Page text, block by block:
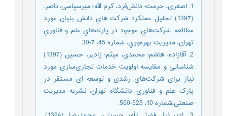
1. اصغری، حرمت؛ دانش‌فرد، کرم الله؛ میرسپاسی، ناصر.
(1397) تحلیل عملکرد شرکت هاي دانش بنیان مورد
مطالعه: شرکت‌هاي موجود در پارك‌هاي علم و فناوري
تهران، مدیریت بهره‌وري، شماره 45، 7-30.
2. آقازاده، هاشم؛ محمدی، میثم؛ زادبر، حسین (1397)
شناسایی و مقایسه اولویت خدمات تجاری‌سازی مورد
نیاز برای شرکت‌های رشدی و توسعه ای مستقر در
پارک علم و فناوری دانشگاه تهران، نشریه مدیریت
صنعتی،شماره 10، 525-550.